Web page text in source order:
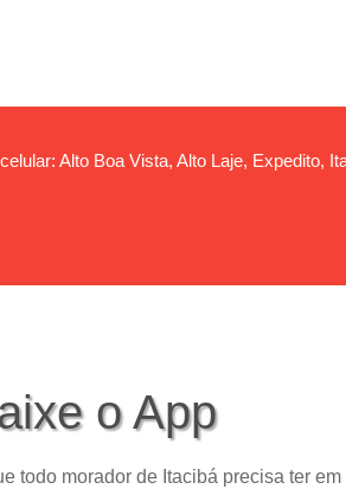
Alto Boa Vista, Alto Laje, Expedito,
o App
todo morador de Itacibá precisa ter